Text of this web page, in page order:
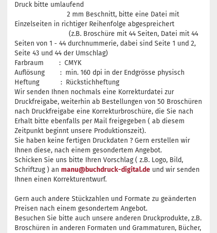
Druck bitte umlaufend
2 mm Beschnitt, bitte eine Datei mit
Einzelseiten in richtiger Reihenfolge abgespreichert
(z.B. Broschüre mit 44 Seiten, Datei mit 44
Seiten von 1 - 44 durchnummerie, dabei sind Seite 1 und 2,
Seite 43 und 44 der Umschlag)
Farbraum : CMYK
Auflösung : min. 160 dpi in der Endgrösse physisch
Heftung : Rückstichheftung
Wir senden Ihnen nochmals eine Korrekturdatei zur
Druckfreigabe, weiterhin ab Bestellungen von 50 Broschüren
nach Druckfreigabe eine Korrekturbroschüre, die Sie nach
Erhalt bitte ebenfalls per Mail freigegeben ( ab diesem
Zeitpunkt beginnt unsere Produktionszeit).
Sie haben keine fertigen Druckdaten ? Gern erstellen wir
Ihnen diese, nach einem gesondertem Angebot.
Schicken Sie uns bitte Ihren Vorschlag ( z.B. Logo, Bild,
Schriftzug ) an manu@buchdruck-digital.de und wir senden
Ihnen einen Korrekturentwurf.
Gern auch andere Stückzahlen und Formate zu geänderten
Preisen nach einem gesondertem Angebot.
Besuchen Sie bitte auch unsere anderen Druckprodukte, z.B.
Broschüren in anderen Formaten und Grammaturen, Bücher,